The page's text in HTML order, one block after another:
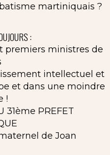
martiniquais ?
:
premiers ministres de
intellectuel et
et dans une moindre
!
31ème PREFET
de Joan